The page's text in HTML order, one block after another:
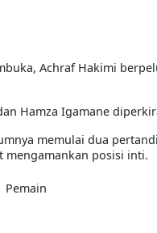
Achraf Hakimi
Hamza Igamane
memulai dua
mengamankan posisi inti.
Pemain